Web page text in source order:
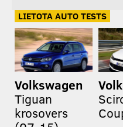
LIETOTA AUTO TESTS
Volkswagen
Tiguan
krosovers